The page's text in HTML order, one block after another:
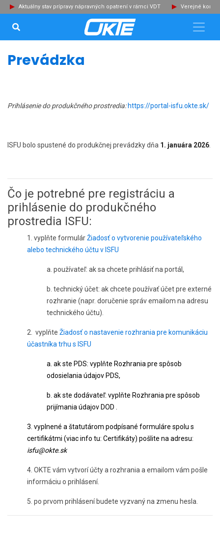
Aktuálny stav prípravy nápravných opatrení v rámci VDT Verejné
Prevádzka
Prihlásenie do produkčného prostredia: https://portal-isfu.okte.sk/
ISFU bolo spustené do produkčnej prevádzky dňa 1. januára 2026
Čo je potrebné pre registráciu a
prihlásenie do produkčného
prostredia ISFU:
1. vyplňte formulárŽiadosť o vytvorenie používateľského
alebo technického účtu v ISFU
a. používateľ: ak sa chcete prihlásiť na portál,
b. technický účet: ak chcete používať účet pre externé
rozhranie (napr. doručenie správ emailom na adresu
technického účtu).
2. vyplňte Žiadosť o nastavenie rozhrania pre komunikáciu
účastníka trhu s ISFU
a. ak ste PDS: vyplňte Rozhrania pre spôsob
odosielania údajov PDS,
b. ak ste dodávateľ: vyplňte Rozhrania pre spôsob
prijímania údajov DOD .
3. vyplnené a štatutárom podpísané formuláre spolu s
certifikátmi (viac info tu: Certifikáty) pošlite na adresu:
isfu@okte.sk
4. OKTE vám vytvorí účty a rozhrania a emailom vám pošle
informáciu o prihlásení.
5. po prvom prihlásení budete vyzvaný na zmenu hesla.